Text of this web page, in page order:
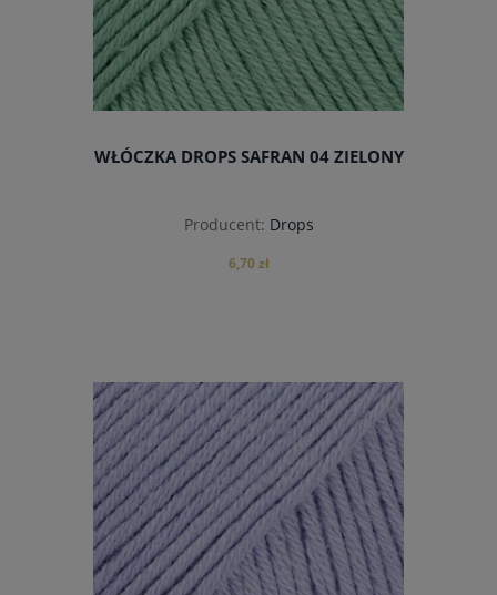
WŁÓCZKA DROPS SAFRAN 04 ZIELONY
Producent: Drops
6,70 zł
do koszyka